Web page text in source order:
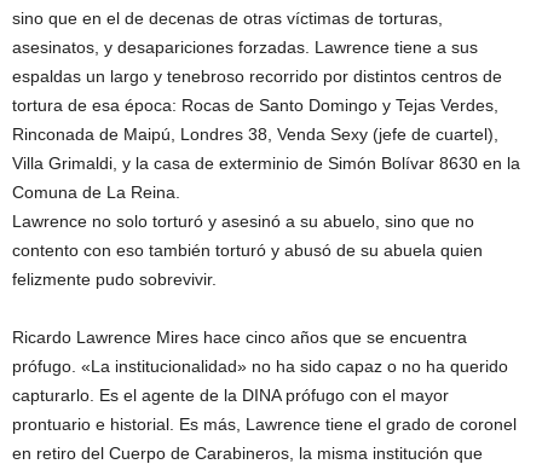
sino que en el de decenas de otras víctimas de torturas,
asesinatos, y desapariciones forzadas. Lawrence tiene a sus
espaldas un largo y tenebroso recorrido por distintos centros de
tortura de esa época: Rocas de Santo Domingo y Tejas Verdes,
Rinconada de Maipú, Londres 38, Venda Sexy (jefe de cuartel),
Villa Grimaldi, y la casa de exterminio de Simón Bolívar 8630 en la
Comuna de La Reina.
Lawrence no solo torturó y asesinó a su abuelo, sino que no
contento con eso también torturó y abusó de su abuela quien
felizmente pudo sobrevivir.
Ricardo Lawrence Mires hace cinco años que se encuentra
prófugo. «La institucionalidad» no ha sido capaz o no ha querido
capturarlo. Es el agente de la DINA prófugo con el mayor
prontuario e historial. Es más, Lawrence tiene el grado de coronel
en retiro del Cuerpo de Carabineros, la misma institución que